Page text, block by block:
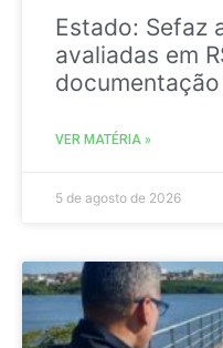
Estado: Sefaz
avaliadas em
VER MATÉRIA »
5 de agosto de 2026